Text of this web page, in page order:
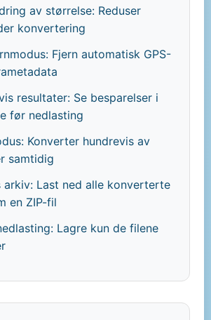
av størrelse: Reduser
konvertering
Fjern automatisk GPS-
resultater: Se besparelser i
før nedlasting
Konverter hundrevis av
samtidig
Last ned alle konverterte
en ZIP-fil
Lagre kun de filene